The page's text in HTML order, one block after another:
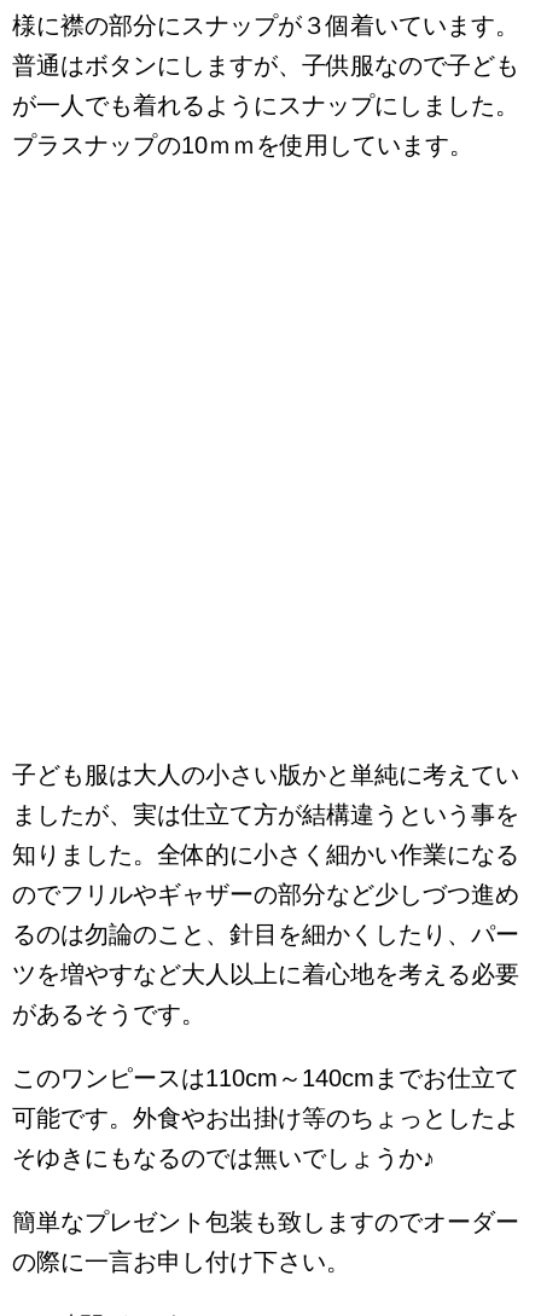
様に襟の部分にスナップが３個着いています。
普通はボタンにしますが、子供服なので子ども
が一人でも着れるようにスナップにしました。
プラスナップの10ｍｍを使用しています。
子ども服は大人の小さい版かと単純に考えてい
ましたが、実は仕立て方が結構違うという事を
知りました。全体的に小さく細かい作業になる
のでフリルやギャザーの部分など少しづつ進め
るのは勿論のこと、針目を細かくしたり、パー
ツを増やすなど大人以上に着心地を考える必要
があるそうです。
このワンピースは110cm～140cmまでお仕立て
可能です。外食やお出掛け等のちょっとしたよ
そゆきにもなるのでは無いでしょうか♪
簡単なプレゼント包装も致しますのでオーダー
の際に一言お申し付け下さい。